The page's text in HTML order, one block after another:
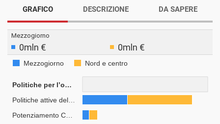
GRAFICO DESCRIZIONE DA SAPERE